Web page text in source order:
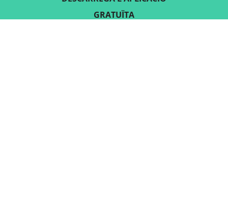
GRATUÏTA